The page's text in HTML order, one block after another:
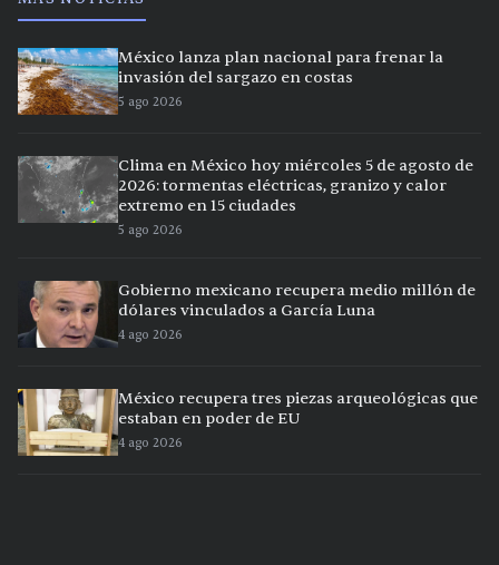
México lanza plan nacional para frenar la
invasión del sargazo en costas
5 ago 2026
Clima en México hoy miércoles 5 de agosto de
2026: tormentas eléctricas, granizo y calor
extremo en 15 ciudades
5 ago 2026
Gobierno mexicano recupera medio millón de
dólares vinculados a García Luna
4 ago 2026
México recupera tres piezas arqueológicas que
estaban en poder de EU
4 ago 2026